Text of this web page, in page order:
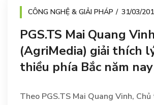
CÔNG NGHỆ & GIẢI PHÁP 31/03/
PGS.TS Mai Quang Vinh
(AgriMedia) giải thích
thiều phía Bắc năm
Theo PGS.TS Mai Quang Vinh,